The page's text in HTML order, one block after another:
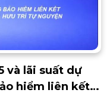
và lãi suất dự
hiểm liên kết